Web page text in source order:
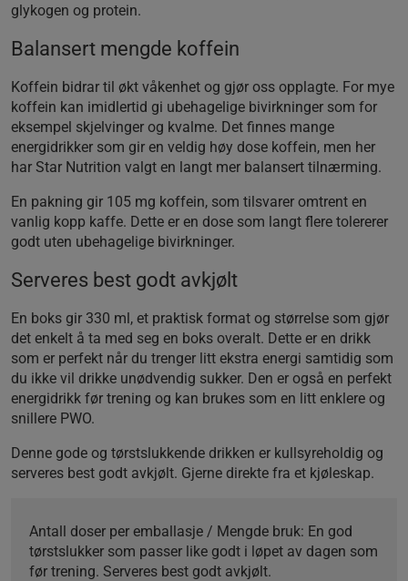
glykogen og protein.
Balansert mengde koffein
Koffein bidrar til økt våkenhet og gjør oss opplagte. For mye
koffein kan imidlertid gi ubehagelige bivirkninger som for
eksempel skjelvinger og kvalme. Det finnes mange
energidrikker som gir en veldig høy dose koffein, men her
har Star Nutrition valgt en langt mer balansert tilnærming.
En pakning gir 105 mg koffein, som tilsvarer omtrent en
vanlig kopp kaffe. Dette er en dose som langt flere tolererer
godt uten ubehagelige bivirkninger.
Serveres best godt avkjølt
En boks gir 330 ml, et praktisk format og størrelse som gjør
det enkelt å ta med seg en boks overalt. Dette er en drikk
som er perfekt når du trenger litt ekstra energi samtidig som
du ikke vil drikke unødvendig sukker. Den er også en perfekt
energidrikk før trening og kan brukes som en litt enklere og
snillere PWO.
Denne gode og tørstslukkende drikken er kullsyreholdig og
serveres best godt avkjølt. Gjerne direkte fra et kjøleskap.
Antall doser per emballasje / Mengde bruk: En god
tørstslukker som passer like godt i løpet av dagen som
før trening. Serveres best godt avkjølt.